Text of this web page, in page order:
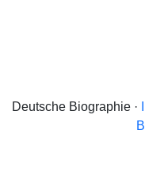
Deutsche Biographie ·